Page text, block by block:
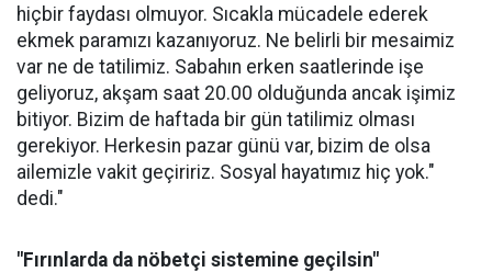
hiçbir faydası olmuyor. Sıcakla mücadele ederek
ekmek paramızı kazanıyoruz. Ne belirli bir mesaimiz
var ne de tatilimiz. Sabahın erken saatlerinde işe
geliyoruz, akşam saat 20.00 olduğunda ancak işimiz
bitiyor. Bizim de haftada bir gün tatilimiz olması
gerekiyor. Herkesin pazar günü var, bizim de olsa
ailemizle vakit geçiririz. Sosyal hayatımız hiç yok."
dedi."
"Fırınlarda da nöbetçi sistemine geçilsin"